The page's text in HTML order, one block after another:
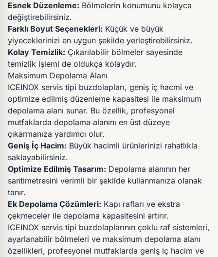
Esnek Düzenleme: Bölmelerin konumunu kolayca
değiştirebilirsiniz.
Farklı Boyut Seçenekleri: Küçük ve büyük
yiyeceklerinizi en uygun şekilde yerleştirebilirsiniz.
Kolay Temizlik: Çıkarılabilir bölmeler sayesinde
temizlik işlemi de oldukça kolaydır.
Maksimum Depolama Alanı
ICEINOX servis tipi buzdolapları, geniş iç hacmi ve
optimize edilmiş düzenleme kapasitesi ile maksimum
depolama alanı sunar. Bu özellik, profesyonel
mutfaklarda depolama alanını en üst düzeye
çıkarmanıza yardımcı olur.
Geniş İç Hacim: Büyük hacimli ürünlerinizi rahatlıkla
saklayabilirsiniz.
Optimize Edilmiş Tasarım: Depolama alanının her
santimetresini verimli bir şekilde kullanmanıza olanak
tanır.
Ek Depolama Çözümleri: Kapı rafları ve ekstra
çekmeceler ile depolama kapasitesini artırır.
ICEINOX servis tipi buzdolaplarının çoklu raf sistemleri,
ayarlanabilir bölmeleri ve maksimum depolama alanı
özellikleri, profesyonel mutfaklarda geniş iç hacim ve